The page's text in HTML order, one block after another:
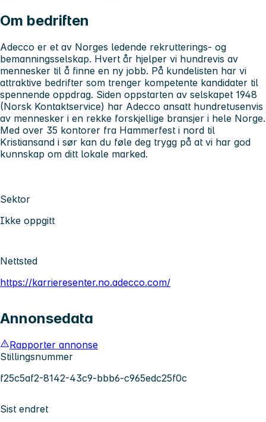
Om bedriften
Adecco er et av Norges ledende rekrutterings- og
bemanningsselskap. Hvert år hjelper vi hundrevis av
mennesker til å finne en ny jobb. På kundelisten har vi
attraktive bedrifter som trenger kompetente kandidater til
spennende oppdrag. Siden oppstarten av selskapet 1948
(Norsk Kontaktservice) har Adecco ansatt hundretusenvis
av mennesker i en rekke forskjellige bransjer i hele Norge.
Med over 35 kontorer fra Hammerfest i nord til
Kristiansand i sør kan du føle deg trygg på at vi har god
kunnskap om ditt lokale marked.
Sektor
Ikke oppgitt
Nettsted
https://karrieresenter.no.adecco.com/
Annonsedata
Rapporter annonse
Stillingsnummer
f25c5af2-8142-43c9-bbb6-c965edc25f0c
Sist endret